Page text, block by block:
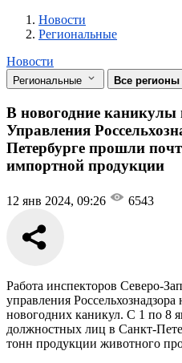
Новости
Разделы
Новости
Региональные
Новости
Региональные Все регионы
В новогодние каникулы
Управления
Петербурге прошли
импортной продукции
12 янв 2024, 09:26 6543
Работа инспекторов Северо-
управления
новогодних каникул. С 1 по 8
должностных лиц в Санкт-
тонн продукции животного